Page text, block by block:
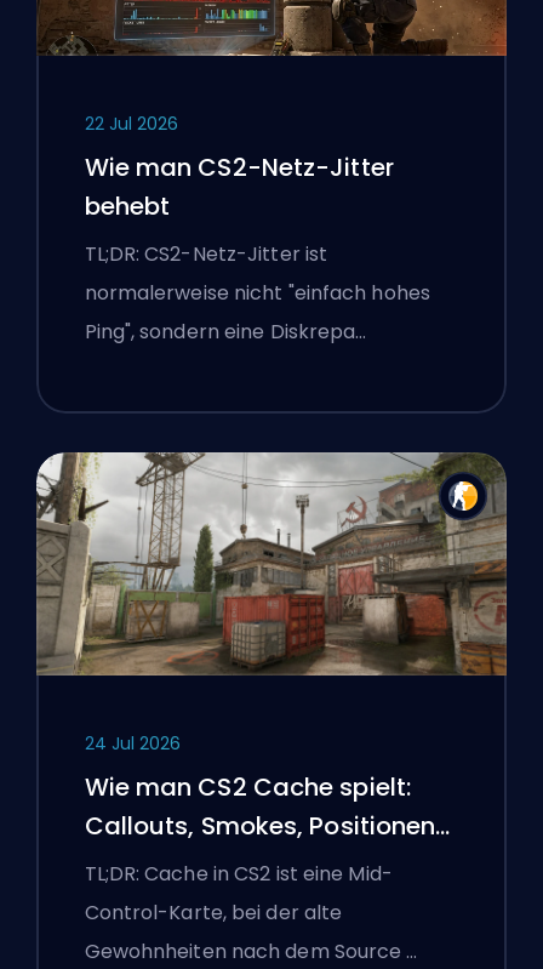
22 Jul 2026
Wie man CS2-Netz-Jitter
behebt
TL;DR: CS2-Netz-Jitter ist
normalerweise nicht "einfach hohes
Ping", sondern eine Diskrepa…
24 Jul 2026
Wie man CS2 Cache spielt:
Callouts, Smokes, Positionen
und Premier-Tipps
TL;DR: Cache in CS2 ist eine Mid-
Control-Karte, bei der alte
Gewohnheiten nach dem Source …